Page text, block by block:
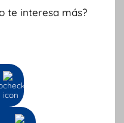
siguientes:
te interesa más?